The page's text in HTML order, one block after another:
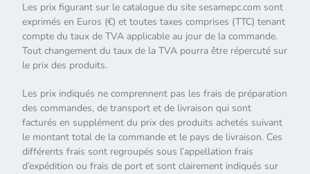
Les prix figurant sur le catalogue du site sesamepc.com sont
exprimés en Euros (€) et toutes taxes comprises (TTC) tenant
compte du taux de TVA applicable au jour de la commande.
Tout changement du taux de la TVA pourra être répercuté sur
le prix des produits.
Les prix indiqués ne comprennent pas les frais de préparation
des commandes, de transport et de livraison qui sont
facturés en supplément du prix des produits achetés suivant
le montant total de la commande et le pays de livraison. Ces
différents frais sont regroupés sous l’appellation frais
d’expédition ou frais de port et sont clairement indiqués sur